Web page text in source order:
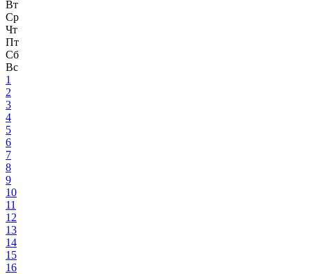
Вт
Ср
Чт
Пт
Сб
Вс
1
2
3
4
5
6
7
8
9
10
11
12
13
14
15
16